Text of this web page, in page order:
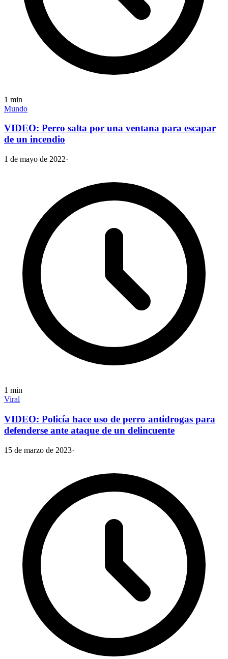
1 min
Mundo
VIDEO: Perro salta por una ventana para escapar
de un incendio
1 de mayo de 2022·
1 min
Viral
VIDEO: Policía hace uso de perro antidrogas para
defenderse ante ataque de un delincuente
15 de marzo de 2023·